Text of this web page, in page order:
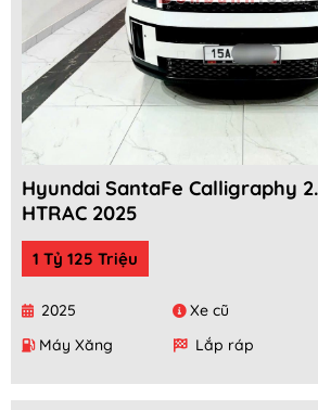
Hyundai SantaFe Calligraphy
HTRAC 2025
1 Tỷ 125 Triệu
2025 Xe cũ
Máy Xăng
Lắp ráp